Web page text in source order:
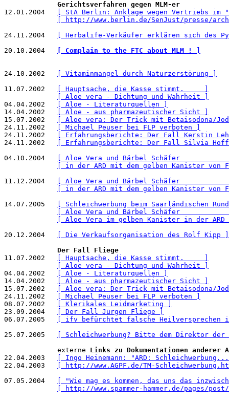
Gerichtsverfahren gegen MLM-er
12.01.2004
[ StA Berlin: Anklage wegen Vertriebs im
[ http://www.berlin.de/SenJust/presse/
24.11.2004
[ Herbalife-Verkäufer erklären sich des
20.10.2004
[ Complain to the FTC about MLM ! ]
24.10.2002
[ Vitaminmangel durch Naturzerstörung ]
11.07.2002
[ Hauptsache, die Kasse stimmt.     ]
[ Aloe vera - Dichtung und Wahrheit ]
04.04.2002
[ Aloe - Literaturquellen ]
14.04.2002
[ Aloe - aus pharmazeutischer Sicht ]
15.07.2002
[ Aloe vera: Der Trick mit Betaisodona/
24.11.2002
[ Michael Peuser bei FLP verboten ]
24.11.2002
[ Erfahrungsberichte: Der Fall Kerstin
24.11.2002
[ Erfahrungsberichte: Der Fall Silvia
04.10.2004
[ Aloe Vera und Bärbel Schäfer
[ in der ARD mit dem gelben Kanister
11.12.2004
[ Aloe Vera und Bärbel Schäfer
[ in der ARD mit dem gelben Kanister
14.07.2005
[ Schleichwerbung beim Saarländischen
[ Aloe Vera und Bärbel Schäfer
[ Aloe Vera im gelben Kanister in der
20.12.2004
[ Die Verkaufsorganisation des Rolf Kipp ]
Der Fall Fliege
11.07.2002
[ Hauptsache, die Kasse stimmt.     ]
[ Aloe vera - Dichtung und Wahrheit ]
04.04.2002
[ Aloe - Literaturquellen ]
14.04.2002
[ Aloe - aus pharmazeutischer Sicht ]
15.07.2002
[ Aloe vera: Der Trick mit Betaisodona/
24.11.2002
[ Michael Peuser bei FLP verboten ]
08.07.2002
[ Klerikales Leidmarketing ]
23.09.2004
[ Der Fall Jürgen Fliege ]
06.07.2005
[ ifv befürchtet falsche Heilversprechen
25.07.2005
[ Schleichwerbung? Bitte dem Direktor der
             externe
Links zu Dokumentationen anderer
22.04.2003
[ Ingo Heinemann: "ARD:
22.04.2003
[ http://www.AGPF.de/TM-
07.05.2004
[ "Wie mag es kommen, das uns das
[ http://www.spammer-hammer.de/